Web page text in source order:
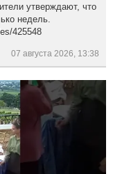
утверждают, что
недель.
425548
07 августа 2026, 13:38